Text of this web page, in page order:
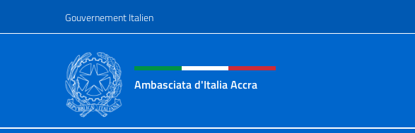
Gouvernement Italien
Site Web, social et en-tête de menu
Ambasciata d'Italia Accra